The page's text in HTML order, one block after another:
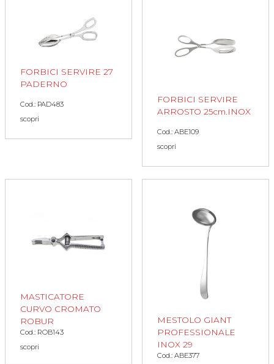
FORBICI SERVIRE 27
PADERNO
Cod.: PAD483
scopri
FORBICI SERVIRE
ARROSTO 25cm.INOX
Cod.: ABE109
scopri
MASTICATORE
CURVO CROMATO
ROBUR
Cod.: ROB143
scopri
MESTOLO GIANT
PROFESSIONALE
INOX 29
Cod.: ABE377